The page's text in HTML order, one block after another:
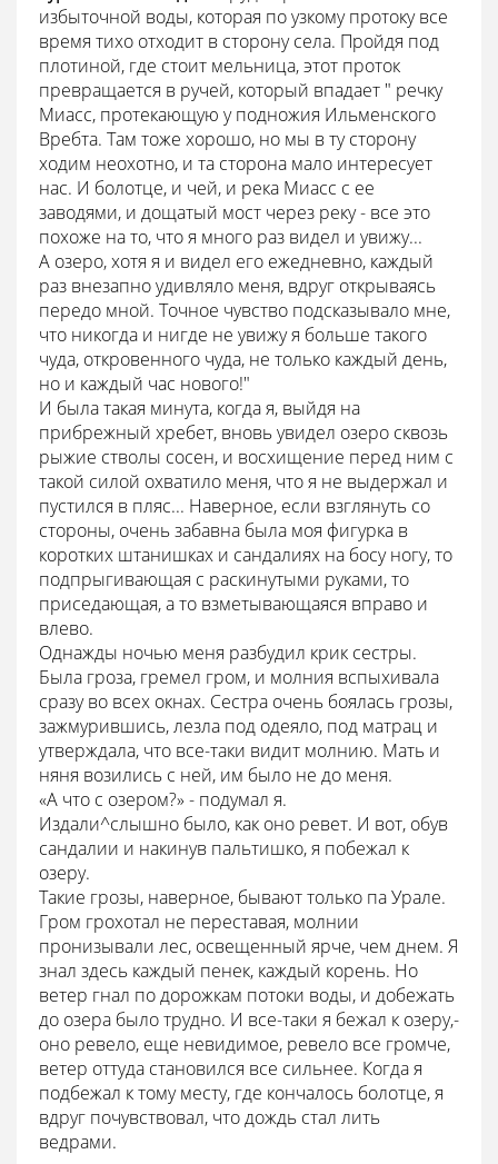
избыточной воды, которая по узкому протоку все
время тихо отходит в сторону села. Пройдя под
плотиной, где стоит мельница, этот проток
превращается в ручей, который впадает " речку
Миасс, протекающую у подножия Ильменского
Вребта. Там тоже хорошо, но мы в ту сторону
ходим неохотно, и та сторона мало интересует
нас. И болотце, и чей, и река Миасс с ее
заводями, и дощатый мост через реку - все это
похоже на то, что я много раз видел и увижу...
А озеро, хотя я и видел его ежедневно, каждый
раз внезапно удивляло меня, вдруг открываясь
передо мной. Точное чувство подсказывало мне,
что никогда и нигде не увижу я больше такого
чуда, откровенного чуда, не только каждый день,
но и каждый час нового!"
И была такая минута, когда я, выйдя на
прибрежный хребет, вновь увидел озеро сквозь
рыжие стволы сосен, и восхищение перед ним с
такой силой охватило меня, что я не выдержал и
пустился в пляс... Наверное, если взглянуть со
стороны, очень забавна была моя фигурка в
коротких штанишках и сандалиях на босу ногу, то
подпрыгивающая с раскинутыми руками, то
приседающая, а то взметывающаяся вправо и
влево.
Однажды ночью меня разбудил крик сестры.
Была гроза, гремел гром, и молния вспыхивала
сразу во всех окнах. Сестра очень боялась грозы,
зажмурившись, лезла под одеяло, под матрац и
утверждала, что все-таки видит молнию. Мать и
няня возились с ней, им было не до меня.
«А что с озером?» - подумал я.
Издали^слышно было, как оно ревет. И вот, обув
сандалии и накинув пальтишко, я побежал к
озеру.
Такие грозы, наверное, бывают только па Урале.
Гром грохотал не переставая, молнии
пронизывали лес, освещенный ярче, чем днем. Я
знал здесь каждый пенек, каждый корень. Но
ветер гнал по дорожкам потоки воды, и добежать
до озера было трудно. И все-таки я бежал к озеру,-
оно ревело, еще невидимое, ревело все громче,
ветер оттуда становился все сильнее. Когда я
подбежал к тому месту, где кончалось болотце, я
вдруг почувствовал, что дождь стал лить
ведрами.